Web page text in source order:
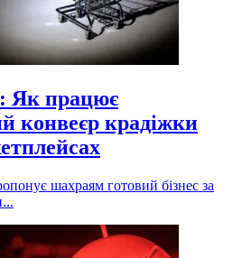
Як працює
конвеєр крадіжки
шахраям готовий бізнес за